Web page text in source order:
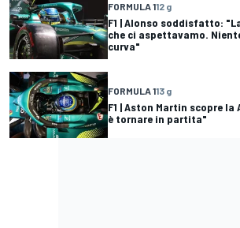
FORMULA 112 g
F1 | Alonso soddisfatto:
che ci aspettavamo.
curva"
FORMULA 113 g
F1 | Aston Martin scopre la
è tornare in partita"